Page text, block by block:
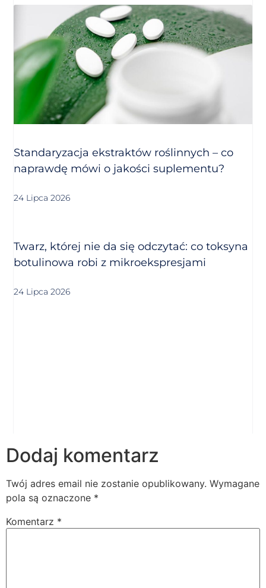
Standaryzacja ekstraktów roślinnych – co
naprawdę mówi o jakości suplementu?
24 Lipca 2026
Twarz, której nie da się odczytać: co toksyna
botulinowa robi z mikroekspresjami
24 Lipca 2026
Dodaj komentarz
Twój adres email nie zostanie opublikowany. Wymagane
pola są oznaczone *
Komentarz *